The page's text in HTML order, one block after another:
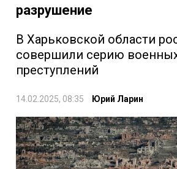
разрушение
В Харьковской области
совершили серию
преступлений
14.02.2025, 08:35 Юрий Ларин